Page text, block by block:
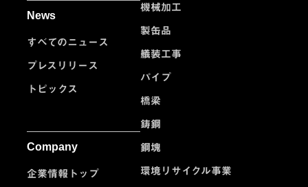
News
すべてのニュース
プレスリリース
トピックス
Company
企業情報トップ
機械加工
製缶品
艤装工事
パイプ
橋梁
鋳鋼
鋼塊
環境リサイクル事業